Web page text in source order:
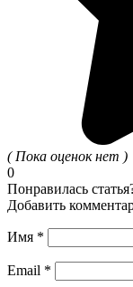
( Пока оценок нет )
0
Понравилась
Добавить
Имя *
Email *